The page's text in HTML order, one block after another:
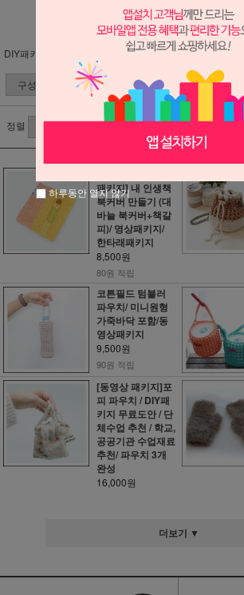
DIY패키지 (분류별) 구성별 동영상이 있는 패키지
정렬
패키지] 내 인생책
북커버 만들기 (대
바늘 북커버+책갈
피)/ 영상패키지/
한타래패키지
8,500원
80원 적립
코튼필드 텀블러
파우치/ 미니원형
가죽바닥 포함/동
영상패키지
9,500원
90원 적립
[동영상 패키지]포
피 파우치 / DIY패
키지 무료도안 / 단
체수업 추천 / 학교,
공공기관 수업재료
추천/ 파우치 3개
완성
16,000원
더보기 ▼
하루동안 열지 않기